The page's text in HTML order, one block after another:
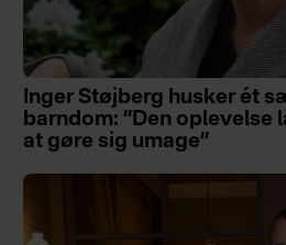
Inger Støjberg husker ét
barndom: ”Den
at gøre sig umage”